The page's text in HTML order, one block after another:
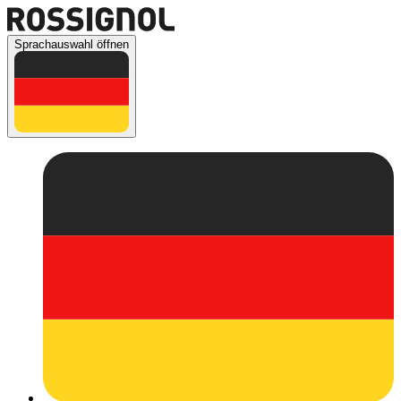
Sprachauswahl öffnen